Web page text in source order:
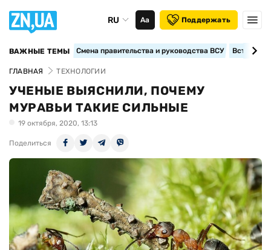
RU Аа Поддержать
ВАЖНЫЕ ТЕМЫ Смена правительства и руководства ВСУ
ГЛАВНАЯ ТЕХНОЛОГИИ
УЧЕНЫЕ ВЫЯСНИЛИ, ПОЧЕМУ
МУРАВЬИ ТАКИЕ СИЛЬНЫЕ
19 октября, 2020, 13:13
Поделиться